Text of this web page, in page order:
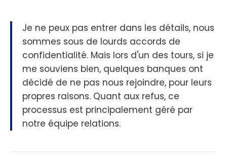
Je ne peux pas entrer dans les détails, nous
sommes sous de lourds accords de
confidentialité. Mais lors d'un des tours, si je
me souviens bien, quelques banques ont
décidé de ne pas nous rejoindre, pour leurs
propres raisons. Quant aux refus, ce
processus est principalement géré par
notre équipe relations.